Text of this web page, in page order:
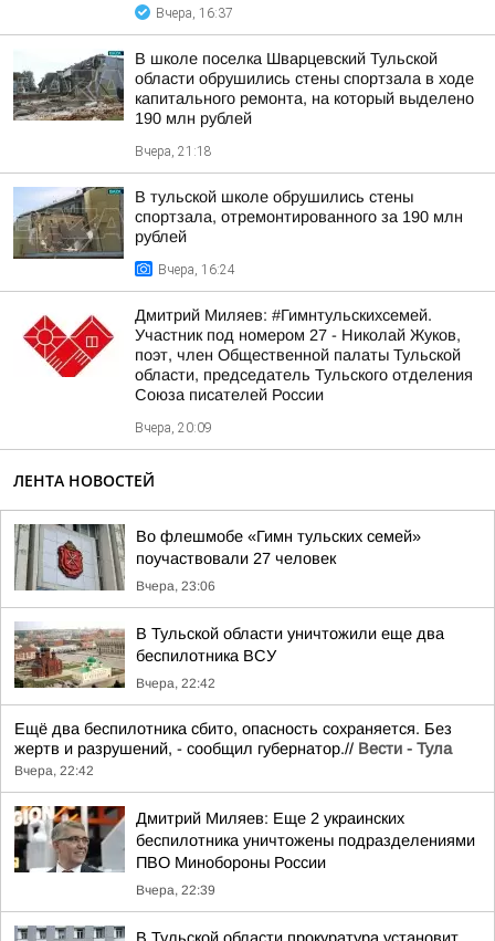
Вчера, 16:37
В школе поселка Шварцевский Тульской
области обрушились стены спортзала в ходе
капитального ремонта, на который выделено
190 млн рублей
Вчера, 21:18
В тульской школе обрушились стены
спортзала, отремонтированного за 190 млн
рублей
Вчера, 16:24
Дмитрий Миляев: #Гимнтульскихсемей.
Участник под номером 27 - Николай Жуков,
поэт, член Общественной палаты Тульской
области, председатель Тульского отделения
Союза писателей России
Вчера, 20:09
ЛЕНТА НОВОСТЕЙ
Во флешмобе «Гимн тульских семей»
поучаствовали 27 человек
Вчера, 23:06
В Тульской области уничтожили еще два
беспилотника ВСУ
Вчера, 22:42
Ещё два беспилотника сбито, опасность сохраняется. Без
жертв и разрушений, - сообщил губернатор.// Вести - Тула
Вчера, 22:42
Дмитрий Миляев: Еще 2 украинских
беспилотника уничтожены подразделениями
ПВО Минобороны России
Вчера, 22:39